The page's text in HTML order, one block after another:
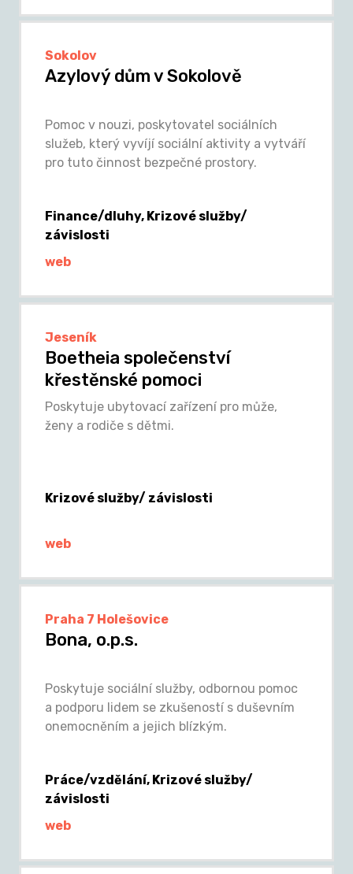
Sokolov
Azylový dům v Sokolově
Pomoc v nouzi, poskytovatel sociálních
služeb, který vyvíjí sociální aktivity a vytváří
pro tuto činnost bezpečné prostory.
Finance/dluhy, Krizové služby/
závislosti
web
Jeseník
Boetheia společenství
křestěnské pomoci
Poskytuje ubytovací zařízení pro může,
ženy a rodiče s dětmi.
Krizové služby/ závislosti
web
Praha 7 Holešovice
Bona, o.p.s.
Poskytuje sociální služby, odbornou pomoc
a podporu lidem se zkušeností s duševním
onemocněním a jejich blízkým.
Práce/vzdělání, Krizové služby/
závislosti
web